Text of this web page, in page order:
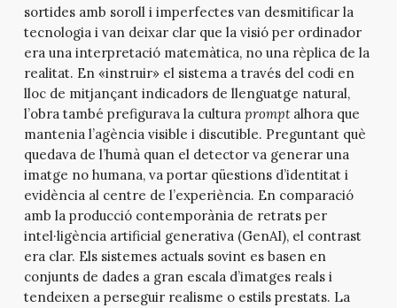
sortides amb soroll i imperfectes van desmitificar la
tecnologia i van deixar clar que la visió per ordinador
era una interpretació matemàtica, no una rèplica de la
realitat. En «instruir» el sistema a través del codi en
lloc de mitjançant indicadors de llenguatge natural,
l’obra també prefigurava la cultura promptalhora que
mantenia l’agència visible i discutible. Preguntant què
quedava de l’humà quan el detector va generar una
imatge no humana, va portar qüestions d’identitat i
evidència al centre de l’experiència. En comparació
amb la producció contemporània de retrats per
intel·ligència artificial generativa (GenAI), el contrast
era clar. Els sistemes actuals sovint es basen en
conjunts de dades a gran escala d’imatges reals i
tendeixen a perseguir realisme o estils prestats. La